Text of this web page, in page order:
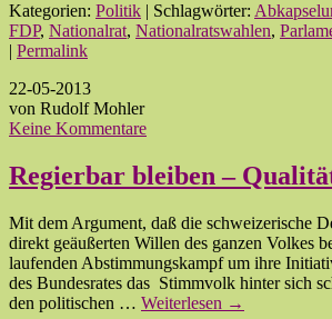
Kategorien: Politik | Schlagwörter:
FDP, Nationalrat, Nationalratswahlen,
| Permalink
22-05-2013
von Rudolf Mohler
Keine Kommentare
Regierbar bleiben –
Mit dem Argument, daß die schweizerische
direkt geäußerten Willen des ganzen Volkes
laufenden Abstimmungskampf um ihre
des Bundesrates das Stimmvolk hinter sich
den politischen … Weiterlesen →